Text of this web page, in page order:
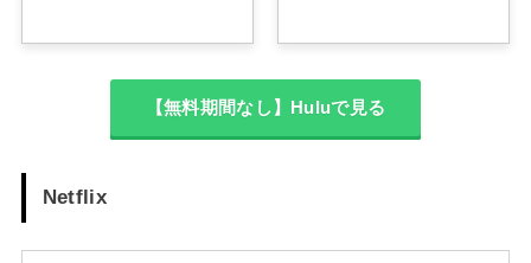
【無料期間なし】Huluで見る
Netflix